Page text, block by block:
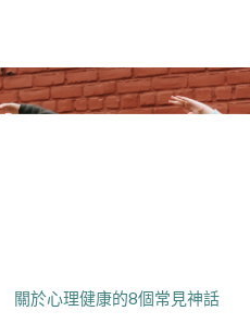
關於心理健康的8個常見神話